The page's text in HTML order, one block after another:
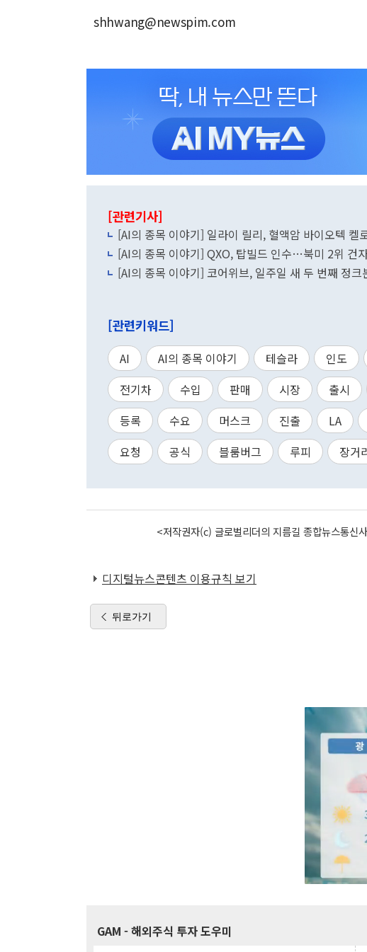
shhwang@newspim.com
[관련기사]
[AI의 종목 이야기] 일라이 릴리, 혈액암 바이오텍 켈
[AI의 종목 이야기] QXO, 탑빌드 인수…북미 2위 건
[AI의 종목 이야기] 코어위브, 일주일 새 두 번째 정크
[관련키워드]
AI AI의 종목 이야기 테슬라 인도
전기차
수입 판매 시장 출시
등록
수요 머스크 진출 LA
요청
공식 블룸버그 루피 장거
<저작권자(c) 글로벌리더의 지름길 종합뉴스통
디지털뉴스콘텐츠 이용규칙 보기
뒤로가기
GAM - 해외주식 투자 도우미